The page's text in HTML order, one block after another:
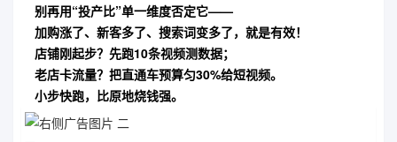
别再用“投产比”单一维度否定它——
加购涨了、新客多了、搜索词变多了，就是有效！
店铺刚起步？先跑10条视频测数据；
老店卡流量？把直通车预算匀30%给短视频。
小步快跑，比原地烧钱强。